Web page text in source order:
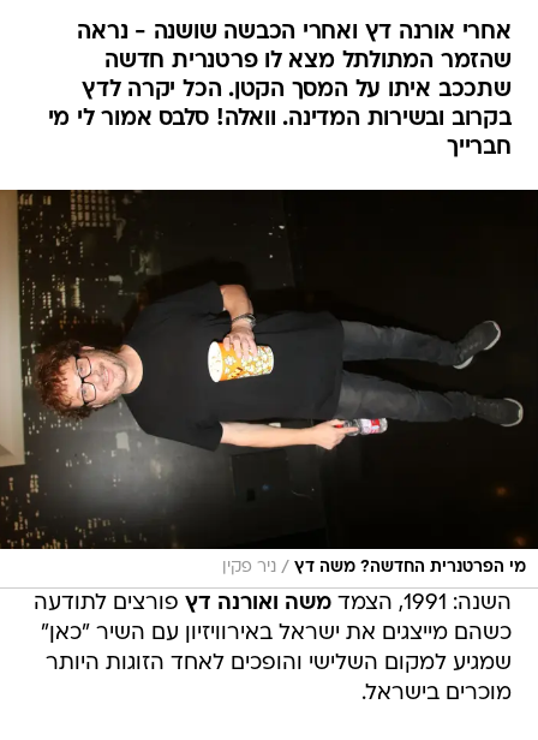
אחרי אורנה דץ ואחרי הכבשה שושנה - נראה
שהזמר המתולתל מצא לו פרטנרית חדשה
שתככב איתו על המסך הקטן. הכל יקרה לדץ
בקרוב ובשירות המדינה. וואלה! סלבס אמור לי מי
חברייך
מי הפרטנרית החדשה? משה דץ / ניר פקין
השנה: 1991, הצמד משה ואורנה דץ פורצים לתודעה
כשהם מייצגים את ישראל באירוויזיון עם השיר "כאן"
שמגיע למקום השלישי והופכים לאחד הזוגות היותר
מוכרים בישראל.